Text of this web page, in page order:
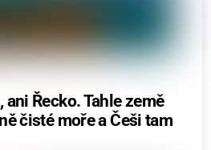
Řecko. Tahle země
čisté moře a Češi tam